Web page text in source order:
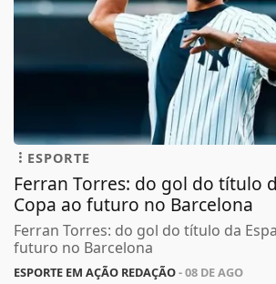
ESPORTE
Ferran Torres: do gol do título
Copa ao futuro no Barcelona
Ferran Torres: do gol do título da
futuro no Barcelona
ESPORTE EM AÇÃO REDAÇÃO- 08 DE AGO